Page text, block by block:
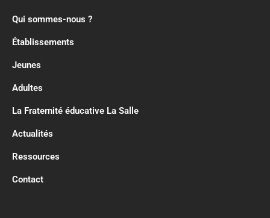
Qui sommes-nous ?
Établissements
Jeunes
Adultes
La Fraternité éducative La Salle
Actualités
Ressources
Contact